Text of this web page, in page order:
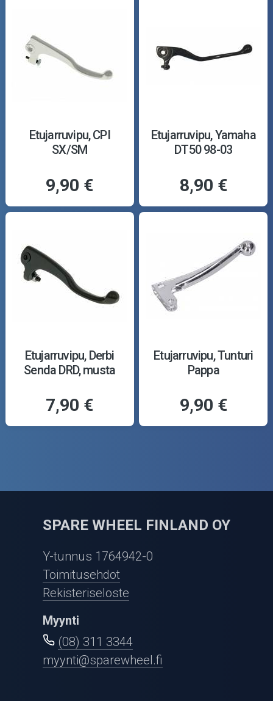
Etujarruvipu, CPI
SX/SM
9,90 €
Etujarruvipu, Yamaha
DT50 98-03
8,90 €
Etujarruvipu, Derbi
Senda DRD, musta
7,90 €
Etujarruvipu, Tunturi
Pappa
9,90 €
SPARE WHEEL FINLAND OY
Y-tunnus 1764942-0
Toimitusehdot
Rekisteriseloste
Myynti
(08) 311 3344
myynti@sparewheel.fi